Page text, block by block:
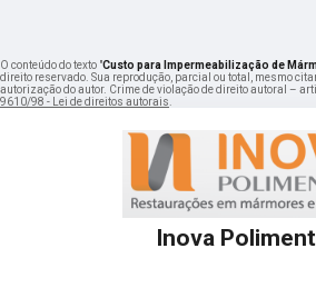
O conteúdo do texto "Custo para Impermeabilização de
direito reservado. Sua reprodução, parcial ou total, mesmo
autorização do autor. Crime de violação de direito autoral –
9610/98 - Lei de direitos autorais
Inova